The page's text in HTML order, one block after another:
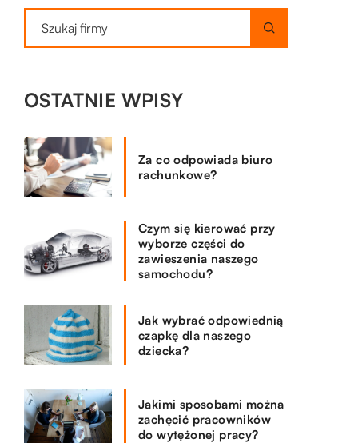
OSTATNIE WPISY
Za co odpowiada biuro
rachunkowe?
Czym się kierować przy
wyborze części do
zawieszenia naszego
samochodu?
Jak wybrać odpowiednią
czapkę dla naszego
dziecka?
Jakimi sposobami można
zachęcić pracowników
do wytężonej pracy?